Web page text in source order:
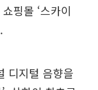
핑몰 ‘스카이
디지털 음향을